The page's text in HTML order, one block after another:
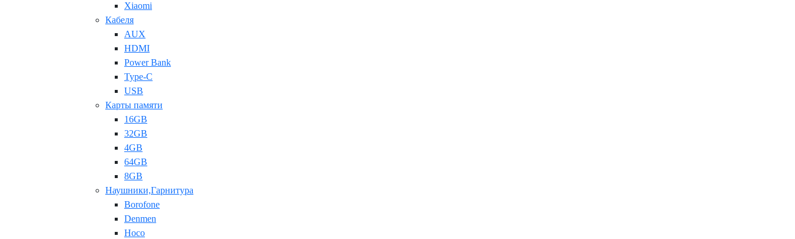
Xiaomi
Кабеля
AUX
HDMI
Power Bank
Type-C
USB
Карты памяти
16GB
32GB
4GB
64GB
8GB
Наушники,Гарнитура
Borofone
Denmen
Hoco